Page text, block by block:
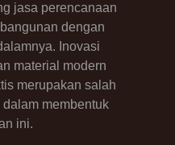
jasa perencanaan
dengan
Inovasi
material modern
merupakan salah
membentuk
ini.